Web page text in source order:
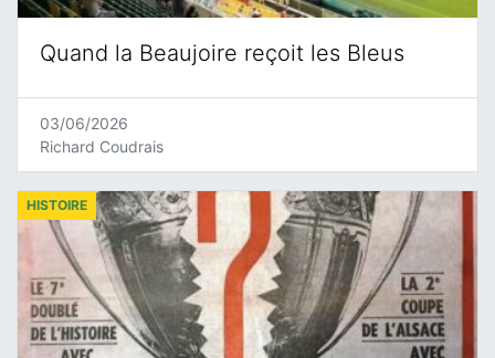
Quand la Beaujoire reçoit les Bleus
03/06/2026
Richard Coudrais
HISTOIRE